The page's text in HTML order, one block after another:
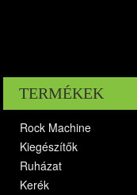
TERMÉKEK
Rock Machine
Kiegészítők
Ruházat
Kerék